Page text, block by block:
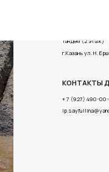
КОНТАКТЫ ДЛЯ СВЯЗИ
+ 7 (927) 490-00-66
ip.sayfullina@yandex.ru
г.Казань ул. Н. Ершова, 62